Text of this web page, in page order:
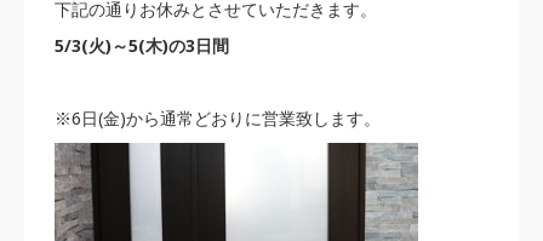
下記の通りお休みとさせていただきます。
5/3(火)～5(木)の3日間
※6日(金)から通常どおりに営業致します。